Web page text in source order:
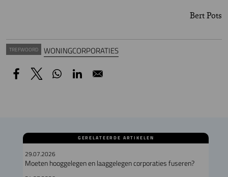
Bert Pots
TREFWOORD WONINGCORPORATIES
GERELATEERDE ARTIKELEN
29.07.2026
Moeten hooggelegen en laaggelegen corporaties fuseren?